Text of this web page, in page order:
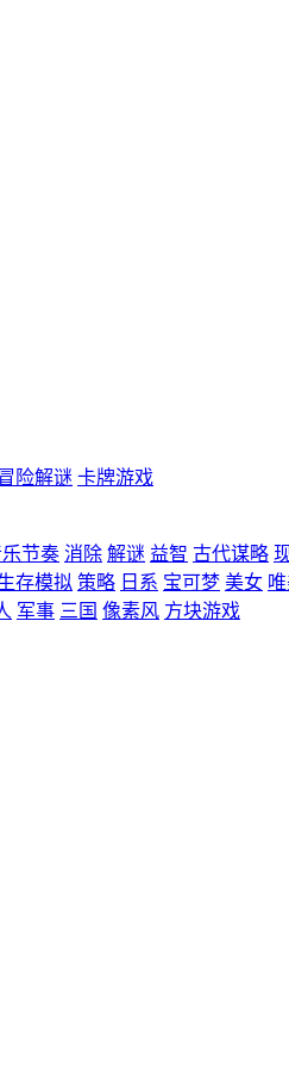
险解谜 卡牌游戏
节奏 消除 解谜 益智 古代谋略
存模拟 策略 日系 宝可梦 美女
军事 三国 像素风 方块游戏